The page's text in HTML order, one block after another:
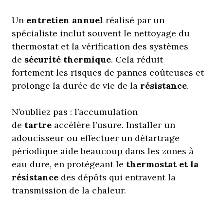
Un entretien annuel réalisé par un
spécialiste inclut souvent le nettoyage du
thermostat et la vérification des systèmes
de sécurité thermique. Cela réduit
fortement les risques de pannes coûteuses et
prolonge la durée de vie de la résistance.
N’oubliez pas : l’accumulation
de tartre accélère l’usure. Installer un
adoucisseur ou effectuer un détartrage
périodique aide beaucoup dans les zones à
eau dure, en protégeant le thermostat et la
résistance des dépôts qui entravent la
transmission de la chaleur.